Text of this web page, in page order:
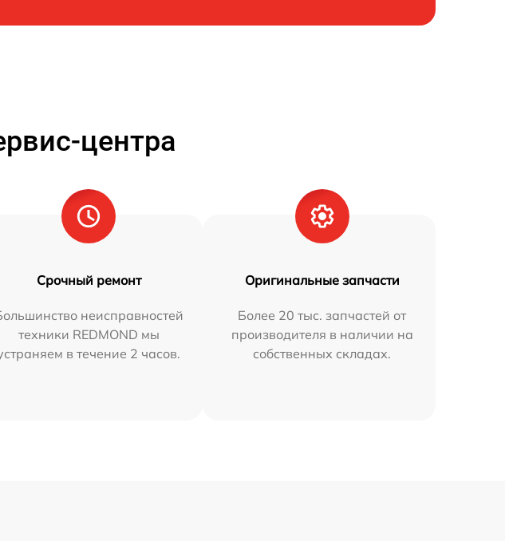
центра
Срочный ремонт
неисправностей
техники REDMOND мы
в течение 2 часов.
Оригинальные запчасти
Более 20 тыс. запчастей от
производителя в наличии на
собственных складах.